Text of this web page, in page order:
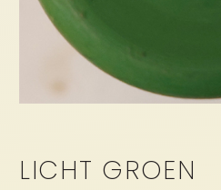
LICHT GROEN